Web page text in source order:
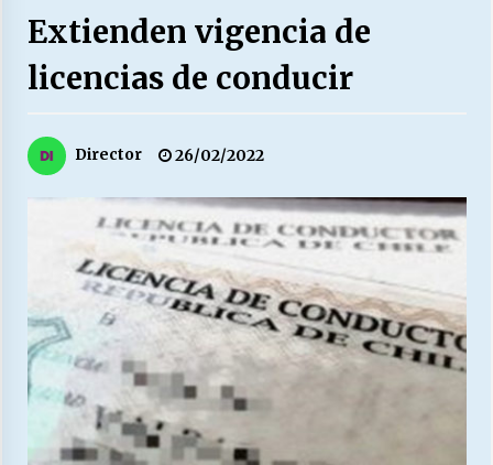
LA DC POR SIEMPRE.RECORDANDO 69 AÑOS DE
HISTORIA
“ORGULLOSOS DE SER DC” SALUDA EL
27/07/2026
MUNICIPALIDAD, TRABAJADORES, CLIMA
LABORAL:
13/07/2026
Escuela hospitalaria El Carmen de Maipu.
25/06/2026
¿Qué habrían dicho?
Extienden vigencia de
licencias de conducir
Director 26/02/2022